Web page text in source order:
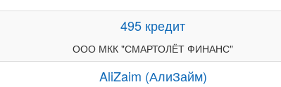
495 кредит
ООО МКК "СМАРТОЛЁТ ФИНАНС"
AliZaim (АлиЗайм)